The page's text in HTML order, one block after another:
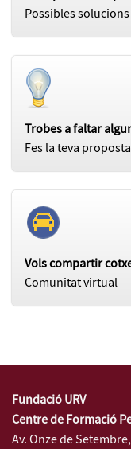
Possibles solucions
Trobes a faltar
Fes la teva proposta
Vols compartir
Comunitat virtual
Fundació URV
Centre de Formació
Av. Onze de